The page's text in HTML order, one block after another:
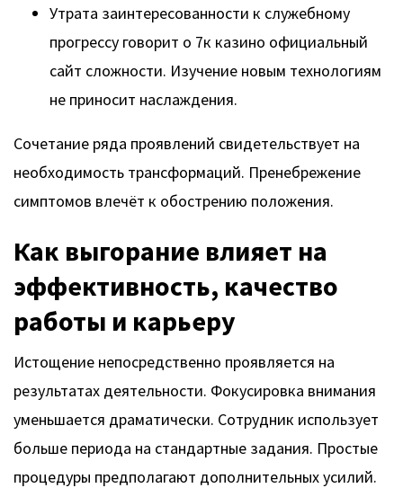
Утрата заинтересованности к служебному
прогрессу говорит о 7к казино официальный
сайт сложности. Изучение новым технологиям
не приносит наслаждения.
Сочетание ряда проявлений свидетельствует на
необходимость трансформаций. Пренебрежение
симптомов влечёт к обострению положения.
Как выгорание влияет на
эффективность, качество
работы и карьеру
Истощение непосредственно проявляется на
результатах деятельности. Фокусировка внимания
уменьшается драматически. Сотрудник использует
больше периода на стандартные задания. Простые
процедуры предполагают дополнительных усилий.